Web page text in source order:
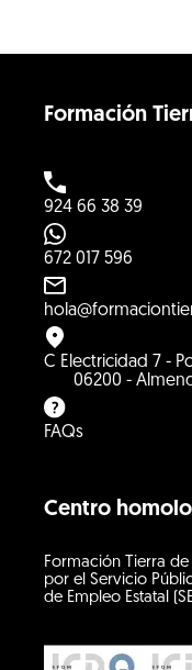
Centro
Formación Tierra
por el Servicio
de Empleo Estatal
Formación
924 66 38 39
672 017 596
C Electricidad 7 -
06200 -
FAQs